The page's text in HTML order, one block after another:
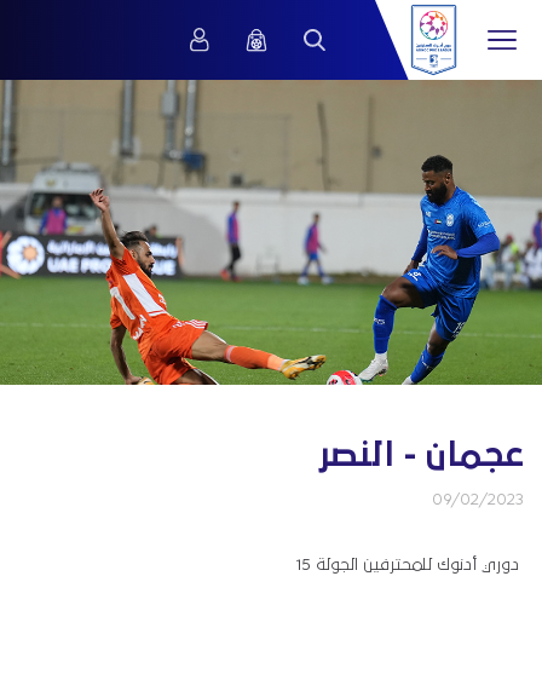
عجمان - النصر
09/02/2023
دوري أدنوك للمحترفين الجولة 15